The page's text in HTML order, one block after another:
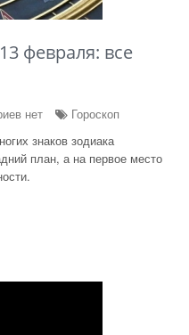
февраля: все
нет
Гороскоп
знаков зодиака
план, а на первое место